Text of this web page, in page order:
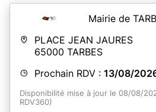
Mairie de
PLACE JEAN JAURES
65000 TARBES
Prochain RDV : 13/08/
Disponibilité mise à jour le 08/08/
RDV360)